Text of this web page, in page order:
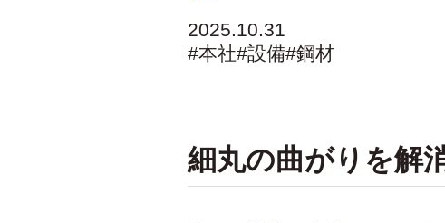
2025.10.31
#本社#設備#鋼材
細丸の曲がりを解